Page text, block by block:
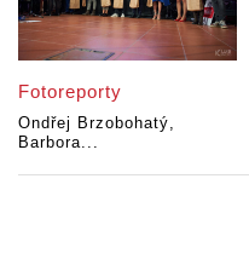
Fotoreporty
Ondřej Brzobohatý,
Barbora...